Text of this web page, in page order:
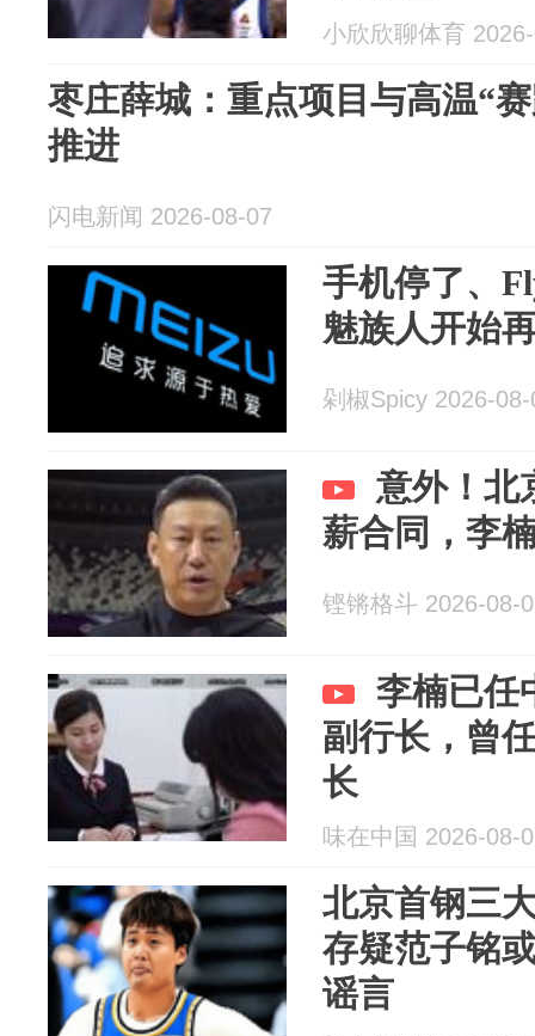
小欣欣聊体育
枣庄薛城：重点项目与高温“
推进
闪电新闻 2026-08-07
手机停了、
魅族人开始
剁椒Spicy 2026-08-
意外！北
薪合同，李
铿锵格斗 2026-08-
李楠已任
副行长，曾
长
味在中国 2026-08-
北京首钢三
存疑范子铭
谣言